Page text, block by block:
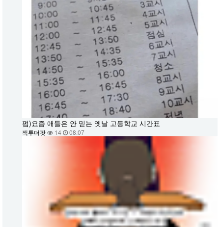
펌)요즘 애들은 안 믿는 옛날 고등학교 시간표
잭투더팟 14 08.07